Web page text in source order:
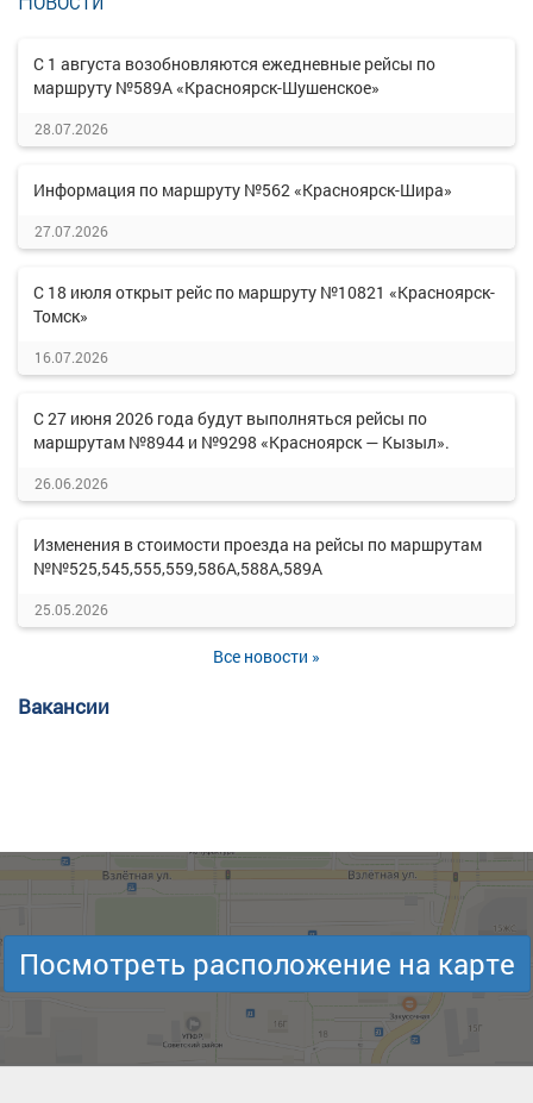
С 1 августа возобновляются ежедневные рейсы по
маршруту №589А «Красноярск-Шушенское»
28.07.2026
Информация по маршруту №562 «Красноярск-Шира»
27.07.2026
С 18 июля открыт рейс по маршруту №10821 «Красноярск-
Томск»
16.07.2026
С 27 июня 2026 года будут выполняться рейсы по
маршрутам №8944 и №9298 «Красноярск — Кызыл».
26.06.2026
Изменения в стоимости проезда на рейсы по маршрутам
№№525,545,555,559,586А,588А,589А
25.05.2026
Все новости »
Вакансии
Посмотреть расположение на карте